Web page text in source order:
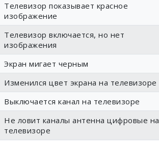
Телевизор показывает красное
изображение
Телевизор включается, но нет
изображения
Экран мигает черным
Изменился цвет экрана на телевизоре
Выключается канал на телевизоре
Не ловит каналы антенна цифровые на
телевизоре